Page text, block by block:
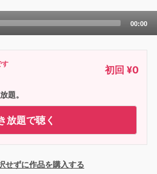
00:00
す 初回 ¥0
題。
放題で聴く
せずに作品を購入する